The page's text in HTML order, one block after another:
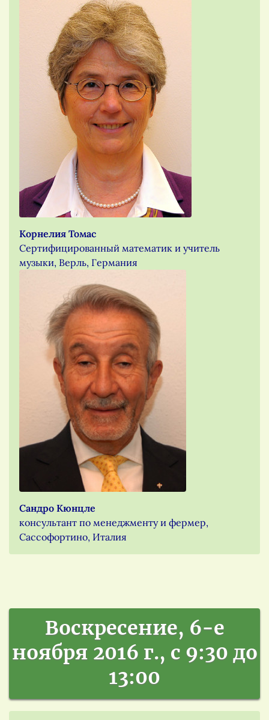
Корнелия Томас
Сертифицированный математик и учитель
музыки, Верль, Германия
Сандро Кюнцле
консультант по менеджменту и фермер,
Сассофортино, Италия
Воскресение, 6-е
ноября 2016 г., с 9:30 до
13:00